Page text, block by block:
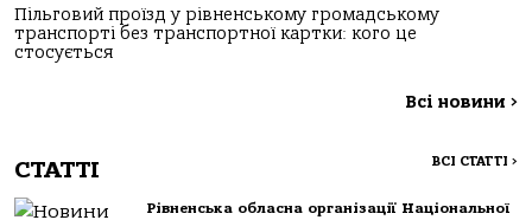
Пільговий проїзд у рівненському громадському
транспорті без транспортної картки: кого це
стосується
Всі новини >
СТАТТІ ВСІ СТАТТІ >
Рівненська обласна організації Національної